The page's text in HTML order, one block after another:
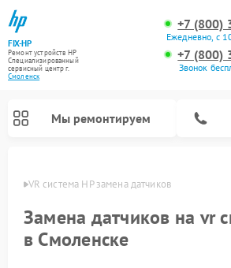
FIX-HP
Ремонт устройств HP
Специализированный
cервисный центр г.
Смоленск
+7 (800)
Ежедневно, с
+7 (800)
Звонок
Мы ремонтируем
VR система HP замена датчиков
Замена датчиков на vr
в Смоленске